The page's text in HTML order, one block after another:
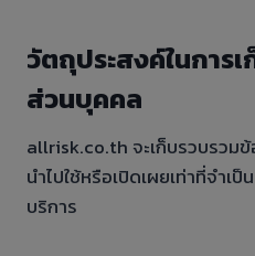
วัตถุประสงค์ในการ
ส่วนบุคคล
allrisk.co.th จะเก็บรวบรวม
นำไปใช้หรือเปิดเผยเท่าที่จำเ
บริการ